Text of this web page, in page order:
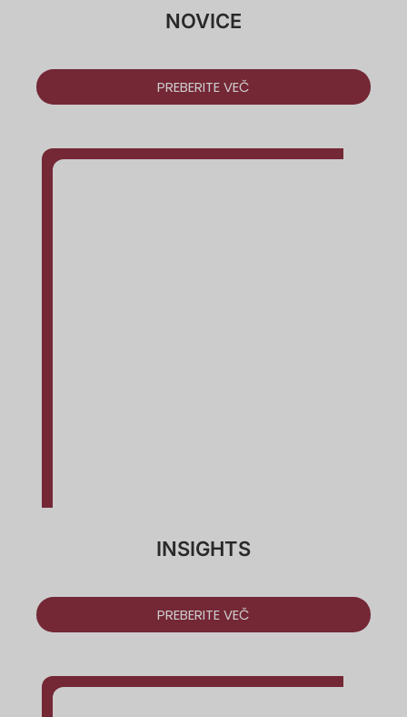
NOVICE
PREBERITE VEČ
INSIGHTS
PREBERITE VEČ